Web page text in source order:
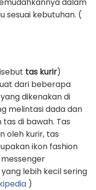
sesuai kebutuhan. (
tas kurir)
dari beberapa
dikenakan di
melintasi dada dan
di bawah. Tas
oleh kurir, tas
ikon fashion
yang lebih kecil sering
)